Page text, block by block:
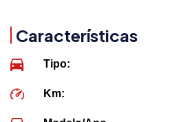
Características
Tipo:
Km: